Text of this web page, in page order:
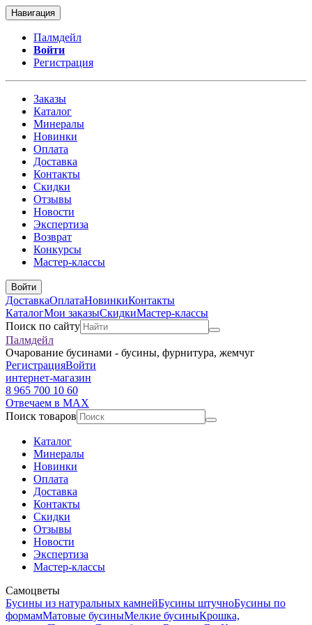
Навигация
Палмдейл
Войти
Регистрация
Заказы
Каталог
Минералы
Новинки
Оплата
Доставка
Контакты
Скидки
Отзывы
Новости
Экспертиза
Возврат
Конкурсы
Мастер-классы
Войти
ДоставкаОплатаНовинкиКонтакты
КаталогМои заказыСкидкиМастер-классы
Поиск по сайту
Палмдейл
Очарование бусинами - бусины, фурнитура, жемчуг
РегистрацияВойти
интернет-магазин
8 965 700 10 60
Отвечаем в MAX
Поиск товаров
Каталог
Минералы
Новинки
Оплата
Доставка
Контакты
Скидки
Отзывы
Новости
Экспертиза
Мастер-классы
Самоцветы
Бусины из натуральных камнейБусины штучноБусины по
формамМатовые бусиныМелкие бусиныКрошка,